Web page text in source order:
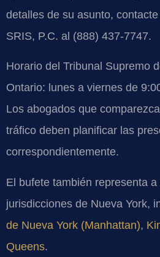
detalles de su asunto,
SRIS, P.C. al (888) 437-7747.
Horario del Tribunal Supremo
Ontario: lunes a viernes de
Los abogados que
tráfico deben planificar las
correspondientemente.
El bufete también representa
jurisdicciones de Nueva York,
de Nueva York (Manhattan),
Queens.